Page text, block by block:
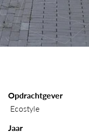
Opdrachtgever
Ecostyle
Jaar